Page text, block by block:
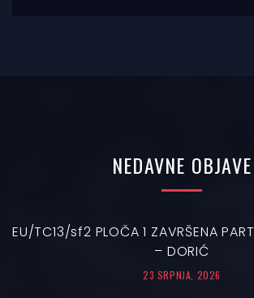
NEDAVNE OBJAVE
EU/TC13/sf2 PLOČA 1 ZAVRŠENA
– DORIĆ
23 SRPNJA, 2026